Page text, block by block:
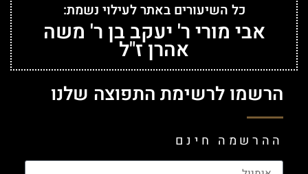
כל השיעורים באתר לעילוי נשמת:
אבי מורי ר' יעקב בן ר' משה
אהרן ז"ל
הרשמו לרשימת התפוצה שלנו
ההרשמה חינם